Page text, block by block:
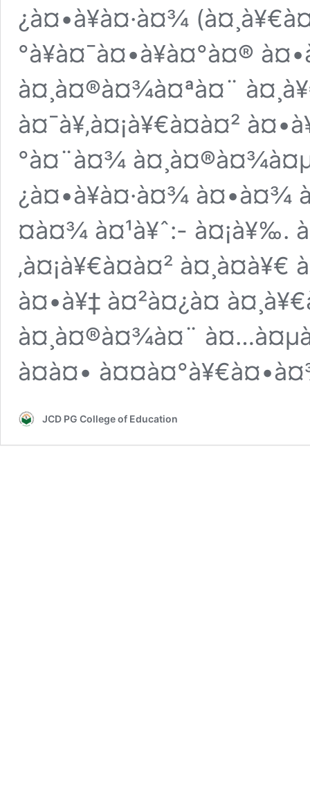
¿à¤•à¥à¤·à¤¾
°à¥à¤¯à¤•à¥à¤°à¤®
à¤¸à¤®à¤¾à¤ªà¤¨
à¤¯à¥‚à¤¡à¥€à¤à¤²
°à¤¨à¤¾
¿à¤•à¥à¤·à¤¾ à¤•à¤¾
¤à¤¾ à¤¹à¥ˆ:- à¤¡à¥‰.
‚à¤¡à¥€à¤à¤² à¤¸à¤­à¥€
à¤•à¥‡ à¤²à¤¿à¤
à¤¸à¤®à¤¾à¤¨
à¤à¤•
JCD PG College of Education